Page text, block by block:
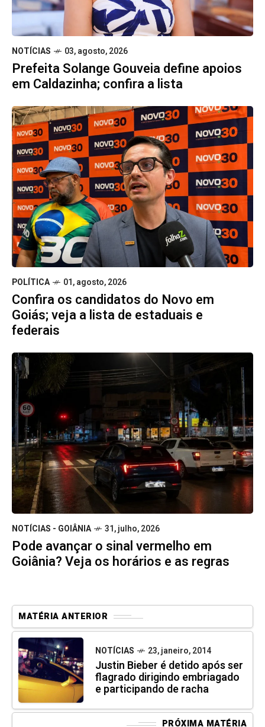
NOTÍCIAS 03, agosto, 2026
Prefeita Solange Gouveia define apoios
em Caldazinha; confira a lista
POLÍTICA 01, agosto, 2026
Confira os candidatos do Novo em
Goiás; veja a lista de estaduais e
federais
NOTÍCIAS - GOIÂNIA 31, julho, 2026
Pode avançar o sinal vermelho em
Goiânia? Veja os horários e as regras
MATÉRIA ANTERIOR
NOTÍCIAS 23, janeiro, 2014
Justin Bieber é detido após ser
flagrado dirigindo embriagado
e participando de racha
PRÓXIMA MATÉRIA